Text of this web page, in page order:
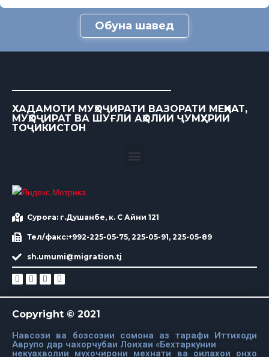
Обуна шавед
ХАДАМОТИ МУҲОҶИРАТИ ВАЗОРАТИ МЕҲНАТ,
МУҲОҶИРАТ ВА ШУҒЛИ АҲОЛИИ ҶУМҲУРИИ
ТОҶИКИСТОН
Суроға: г.Душанбе, к. С Айни 121
Тел/факс:+992-225-05-75, 225-05-91, 225-05-89
sh.umumi@migration.tj
Copyright © 2021
Навсози ва бозсозии сомона аз тарафи Иттиходи
Аврупо дар чахорчубаи Лоихаи «Бехтаркунии
некуахволии мухочирони мехнати ва оилахои онхо